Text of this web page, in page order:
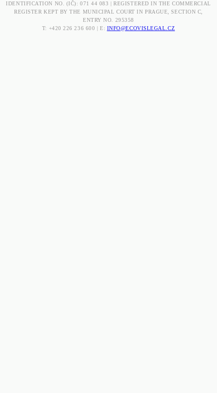
IDENTIFICATION NO. (IČ): 071 44 083 | REGISTERED IN THE COMMERCIAL
REGISTER KEPT BY THE MUNICIPAL COURT IN PRAGUE, SECTION C,
ENTRY NO. 295358
T: +420 226 236 600 | E: INFO@ECOVISLEGAL.CZ